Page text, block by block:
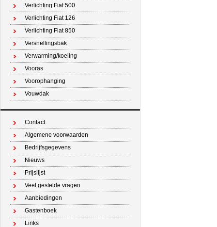
Verlichting Fiat 500
Verlichting Fiat 126
Verlichting Fiat 850
Versnellingsbak
Verwarming/koeling
Vooras
Voorophanging
Vouwdak
Contact
Algemene voorwaarden
Bedrijfsgegevens
Nieuws
Prijslijst
Veel gestelde vragen
Aanbiedingen
Gastenboek
Links